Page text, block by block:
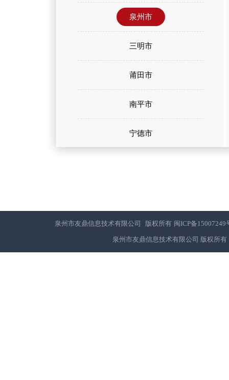
泉州市
三明市
莆田市
南平市
宁德市
泉州市友鼎信息技术有限公司 版权所有 闽ICP备15007249
泉州市友鼎信息技术有限公司 版权所